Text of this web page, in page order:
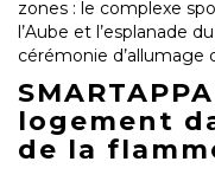
zones : le complexe
l’Aube et l’esplanade
cérémonie d’allumage
logement
de la